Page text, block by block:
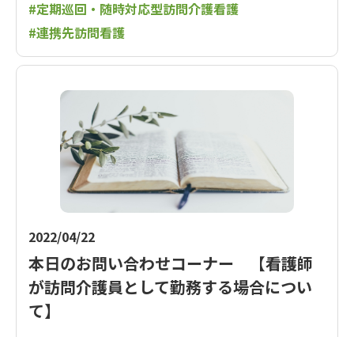
#定期巡回・随時対応型訪問介護看護
#連携先訪問看護
2022/04/22
本日のお問い合わせコーナー 【看護師
が訪問介護員として勤務する場合につい
て】